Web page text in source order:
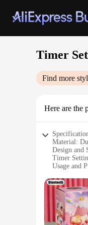
Timer
Find more
Here are the
Material:
Design and
Timer
Usage and
Parts and
Features:
**Versatile